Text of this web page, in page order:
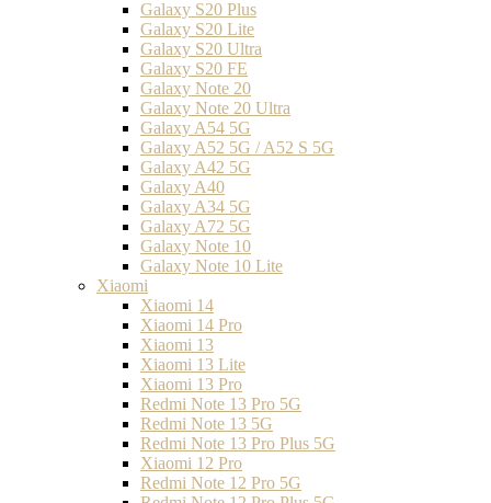
Galaxy S20 Plus
Galaxy S20 Lite
Galaxy S20 Ultra
Galaxy S20 FE
Galaxy Note 20
Galaxy Note 20 Ultra
Galaxy A54 5G
Galaxy A52 5G / A52 S 5G
Galaxy A42 5G
Galaxy A40
Galaxy A34 5G
Galaxy A72 5G
Galaxy Note 10
Galaxy Note 10 Lite
Xiaomi
Xiaomi 14
Xiaomi 14 Pro
Xiaomi 13
Xiaomi 13 Lite
Xiaomi 13 Pro
Redmi Note 13 Pro 5G
Redmi Note 13 5G
Redmi Note 13 Pro Plus 5G
Xiaomi 12 Pro
Redmi Note 12 Pro 5G